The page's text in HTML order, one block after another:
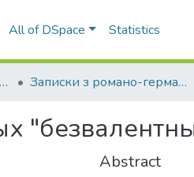
All of DSpace Statistics
Наукові видання ОНУ імені І. І. Мечникова Записки з романо-германської філології
Abstract